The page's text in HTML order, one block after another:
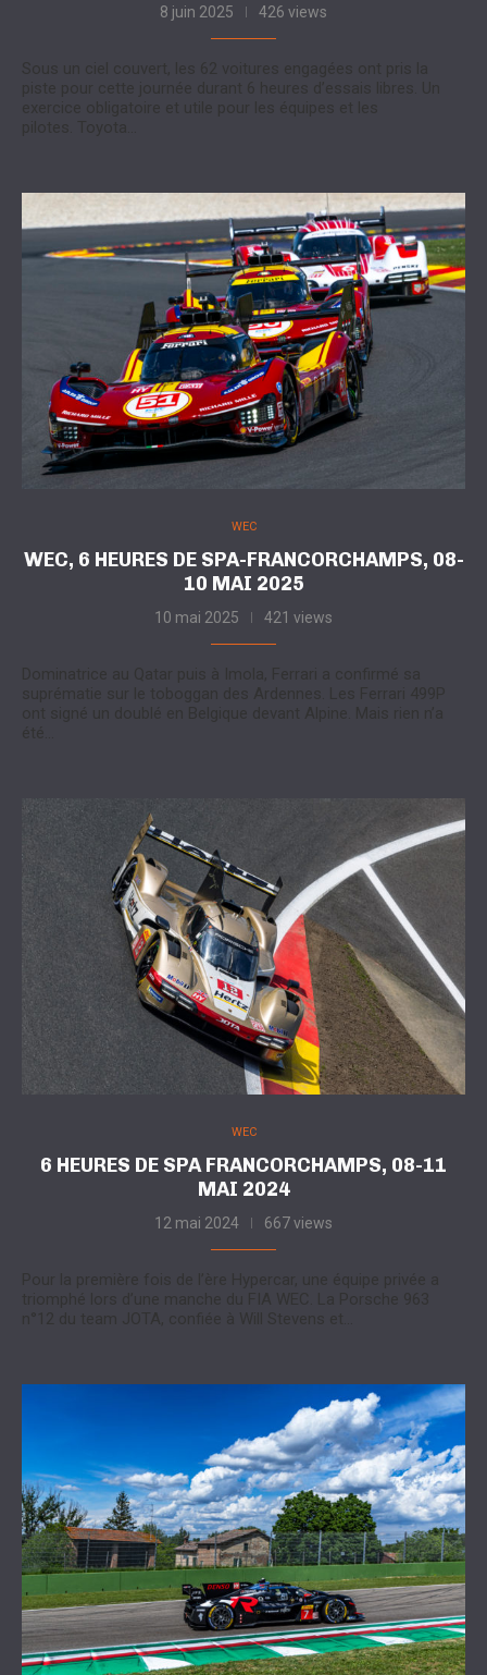
8 juin 2025 426 views
Sous un ciel couvert, les 62 voitures engagées ont pris la
piste pour cette journée durant 6 heures d’essais libres. Un
exercice obligatoire et utile pour les équipes et les
pilotes. Toyota…
WEC
WEC, 6 HEURES DE SPA-FRANCORCHAMPS, 08-
10 MAI 2025
10 mai 2025 421 views
Dominatrice au Qatar puis à Imola, Ferrari a confirmé sa
suprématie sur le toboggan des Ardennes. Les Ferrari 499P
ont signé un doublé en Belgique devant Alpine. Mais rien n’a
été…
WEC
6 HEURES DE SPA FRANCORCHAMPS, 08-11
MAI 2024
12 mai 2024 667 views
Pour la première fois de l’ère Hypercar, une équipe privée a
triomphé lors d’une manche du FIA WEC. La Porsche 963
n°12 du team JOTA, confiée à Will Stevens et…